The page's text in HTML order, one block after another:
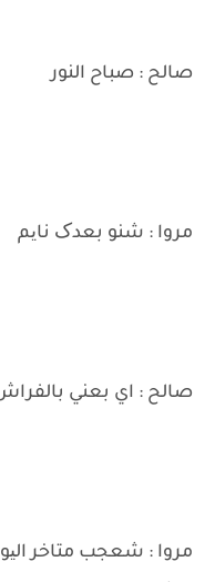
صالح : صباح النور
مروا : شنو بعدک نایم
صالح : اي بعني
مروا : شعجب متاخر